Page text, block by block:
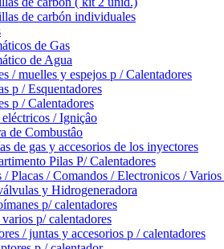
de carbón individuales
de Gas
de Agua
/ muelles y espejos p / Calentadores
p / Esquentadores
p / Calentadores
eléctricos / Igniçâo
de Combustâo
de gas y accesorios de los inyectores
Pilas P/ Calentadores
/ Placas / Comandos / Electronicos /
y Hidrogeneradora
p/ calentadores
p/ calentadores
/ juntas y accesorios p / calentadores